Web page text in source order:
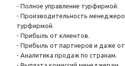
- Полное управление турфирмой.
- Производительность
турфирмой.
- Прибыль от клиентов.
- Прибыль от партнеров и даже
- Аналитика продаж по странам.